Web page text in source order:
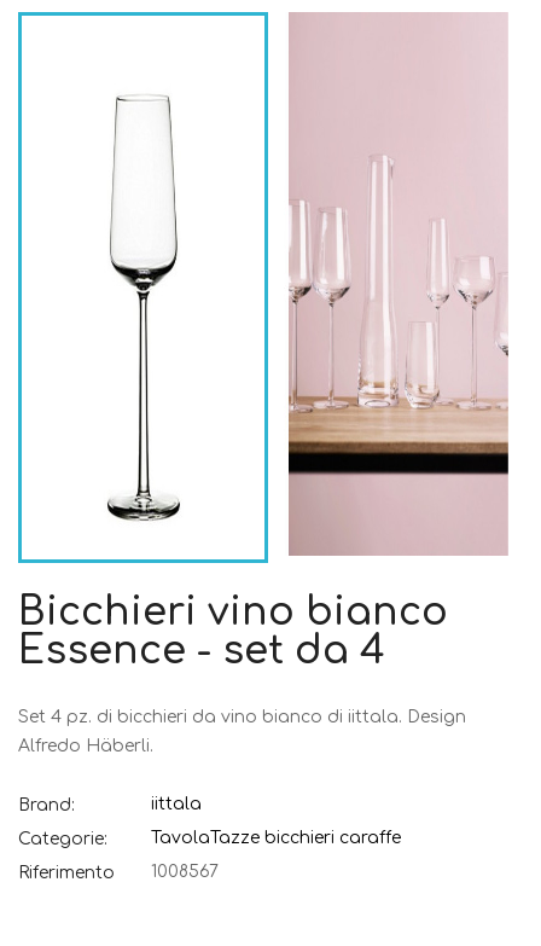
Bicchieri vino bianco
Essence - set da 4
Set 4 pz. di bicchieri da vino bianco di iittala. Design
Alfredo Häberli.
Brand:
iittala
Categorie:
Tavola Tazze bicchieri caraffe
Riferimento
1008567